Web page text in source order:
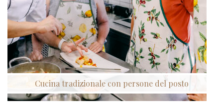
Cucina tradizionale con persone del posto